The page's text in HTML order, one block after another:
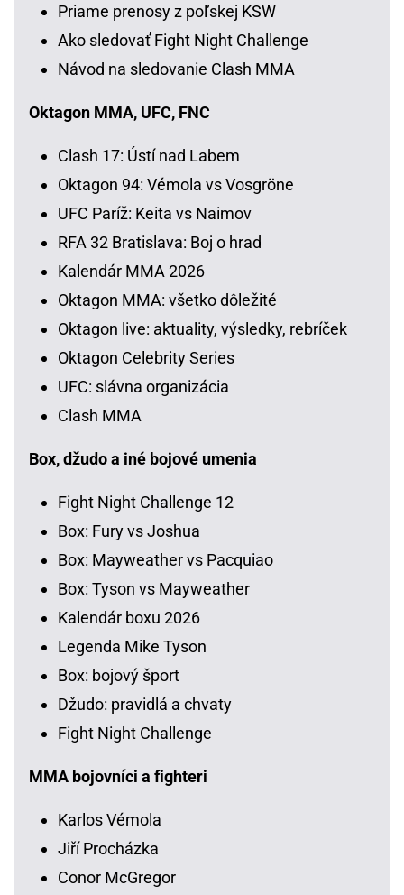
Priame prenosy z poľskej KSW
Ako sledovať Fight Night Challenge
Návod na sledovanie Clash MMA
Oktagon MMA, UFC, FNC
Clash 17: Ústí nad Labem
Oktagon 94: Vémola vs Vosgröne
UFC Paríž: Keita vs Naimov
RFA 32 Bratislava: Boj o hrad
Kalendár MMA 2026
Oktagon MMA: všetko dôležité
Oktagon live: aktuality, výsledky, rebríček
Oktagon Celebrity Series
UFC: slávna organizácia
Clash MMA
Box, džudo a iné bojové umenia
Fight Night Challenge 12
Box: Fury vs Joshua
Box: Mayweather vs Pacquiao
Box: Tyson vs Mayweather
Kalendár boxu 2026
Legenda Mike Tyson
Box: bojový šport
Džudo: pravidlá a chvaty
Fight Night Challenge
MMA bojovníci a fighteri
Karlos Vémola
Jiří Procházka
Conor McGregor